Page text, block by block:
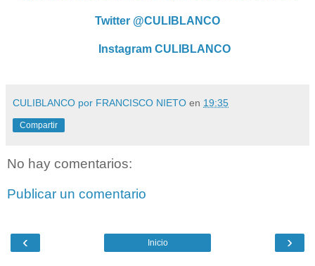
Twitter @CULIBLANCO
Instagram CULIBLANCO
CULIBLANCO por FRANCISCO NIETO en 19:35
Compartir
No hay comentarios:
Publicar un comentario
‹ ›
Inicio